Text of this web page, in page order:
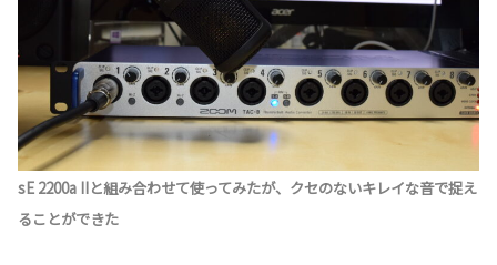
sE 2200a IIと組み合わせて使ってみたが、クセのないキレイな音で捉え
ることができた